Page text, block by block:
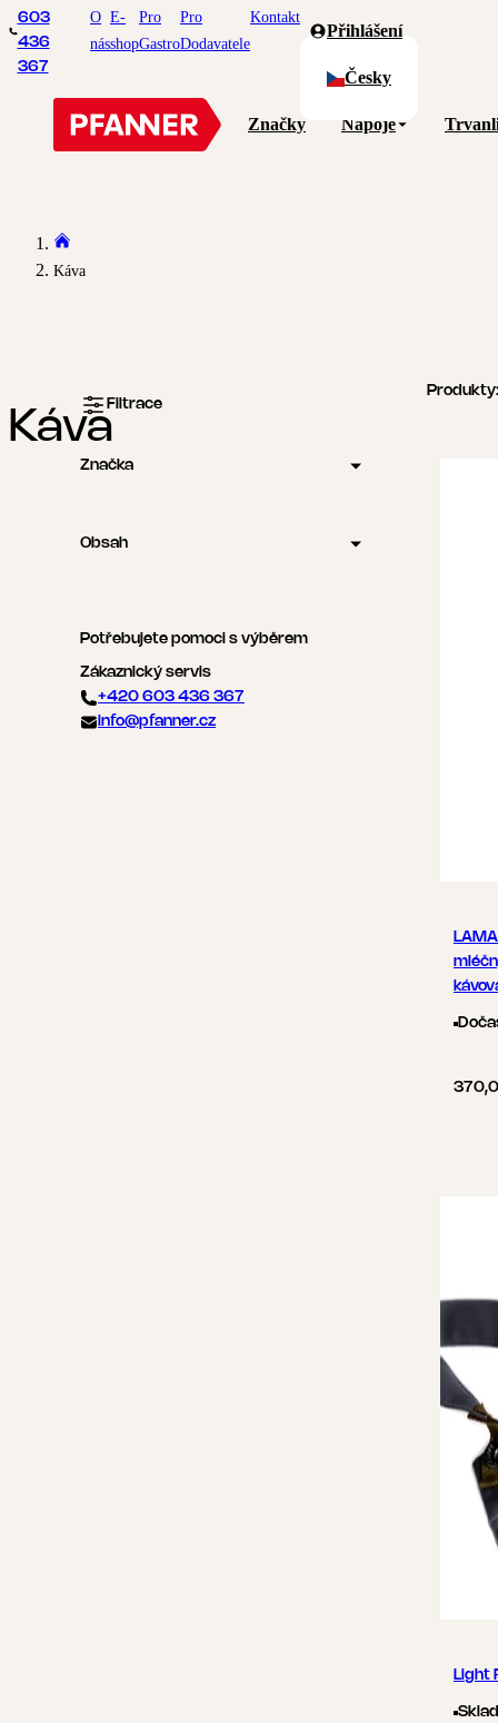
603
436
367
O
nás
E-
shop
Pro
Gastro
Pro
Dodavatele
Kontakt
Česky
Přihlášení
Značky Nápoje
Káva
Káva
Filtrace
Značka
Obsah
Potřebujete pomoci s výběrem
Zákaznický servis
+420 603 436 367
info@pfanner.cz
Light